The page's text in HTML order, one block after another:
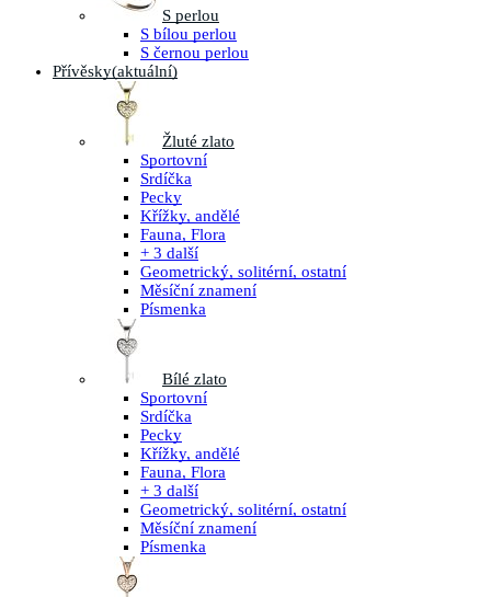
S perlou
S bílou perlou
S černou perlou
Přívěsky(aktuální)
Žluté zlato
Sportovní
Srdíčka
Pecky
Křížky, andělé
Fauna, Flora
+ 3 další
Geometrický, solitérní, ostatní
Měsíční znamení
Písmenka
Bílé zlato
Sportovní
Srdíčka
Pecky
Křížky, andělé
Fauna, Flora
+ 3 další
Geometrický, solitérní, ostatní
Měsíční znamení
Písmenka